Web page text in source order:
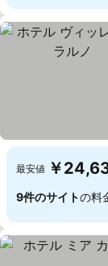
最安値 ￥
9件のサイトの料